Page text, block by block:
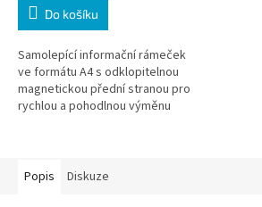
Do košíku
Samolepící informační rámeček
ve formátu A4 s odklopitelnou
magnetickou přední stranou pro
rychlou a pohodlnou výměnu
Popis
Diskuze